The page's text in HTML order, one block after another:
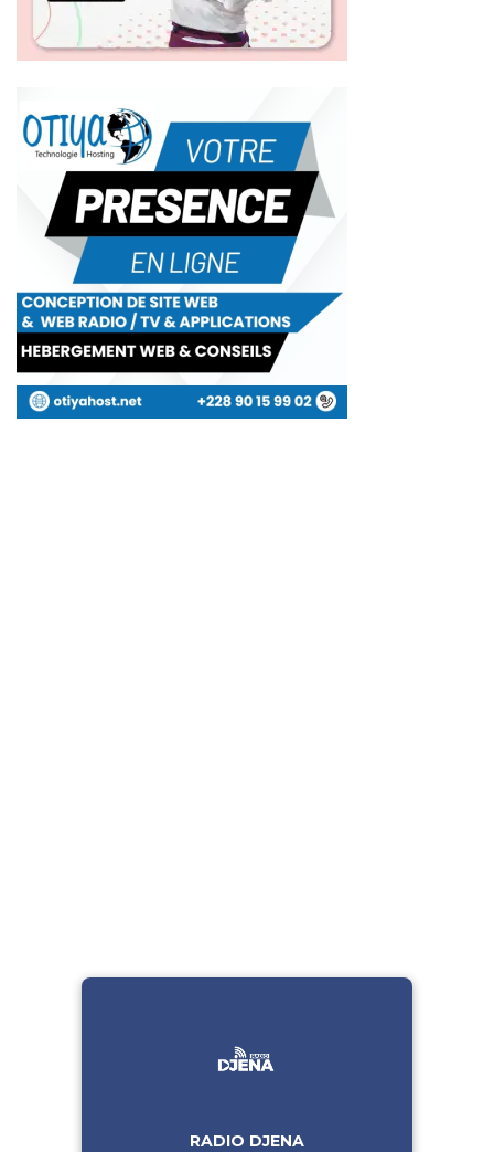
RADIO DJENA